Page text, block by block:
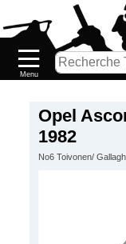
Opel
1982
No6 Toivonen/
Nouveautés
Catalogue/Stock
PETITS